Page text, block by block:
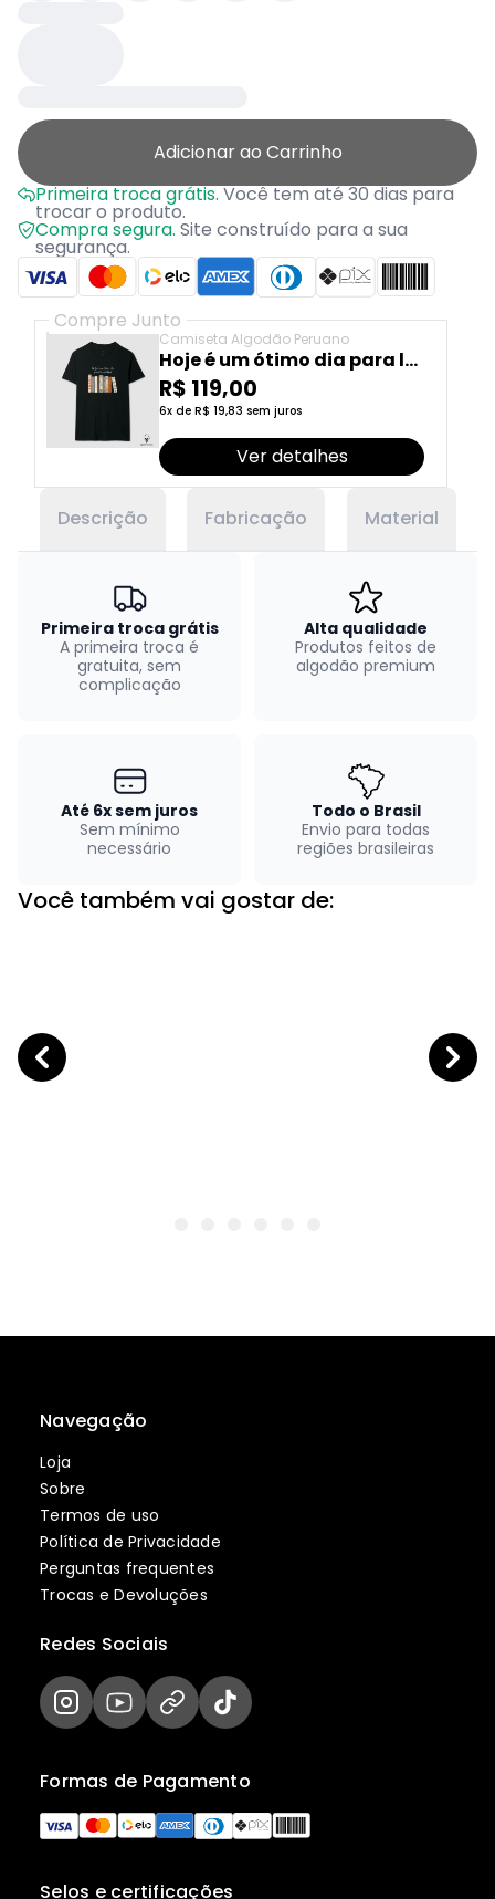
Adicionar ao Carrinho
Primeira troca grátis.Você tem até 30 dias para
trocar o produto.
Compra segura. Site construído para a sua
segurança.
Compre Junto
Camiseta Algodão Peruano
Hoje é um ótimo dia para ler
um livro
R$ 119,00
6x de R$ 19,83 sem juros
Ver detalhes
Descrição Fabricação Material
Primeira troca grátis
A primeira troca é
gratuita, sem
complicação
Alta qualidade
Produtos feitos de
algodão premium
Até 6x sem juros
Sem mínimo
necessário
Todo o Brasil
Envio para todas
regiões brasileiras
Você também vai gostar de:
Navegação
Loja
Sobre
Termos de uso
Política de Privacidade
Perguntas frequentes
Trocas e Devoluções
Selos e certificações
Formas de Pagamento
Redes Sociais